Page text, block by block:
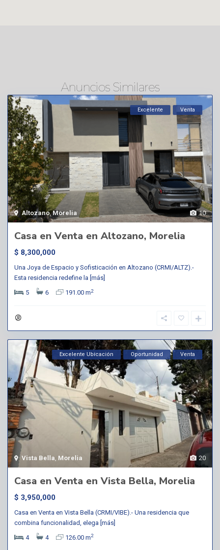
Anuncios Similares
10
Altozano,Morelia
Excelente Venta
Casa en Venta en Altozano, Morelia
$ 8,300,000
Una Joya de Espacio y Sofisticación en Altozano (CRMI/ALTZ).-
Esta residencia redefine la [más]
5
6 191.00 m2
20
Vista Bella, Morelia
Excelente Ubicación Oportunidad Venta
Casa en Venta en Vista Bella, Morelia
$ 3,950,000
Casa en Venta en Vista Bella (CRMI/VIBE).- Una residencia que
combina funcionalidad, elega [más]
4
4 126.00 m2